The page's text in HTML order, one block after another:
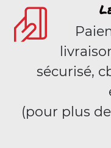
sécurisé,
(pour plus